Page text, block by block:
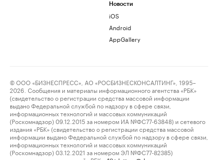
Новости
iOS
Android
AppGallery
© ООО «БИЗНЕСПРЕСС», АО «РОСБИЗНЕСКОНСАЛТИНГ», 1995–
2026. Сообщения и материалы информационного агентства «РБК»
(свидетельство о регистрации средства массовой информации
выдано Федеральной службой по надзору в сфере связи,
информационных технологий и массовых коммуникаций
(Роскомнадзор) 09.12.2015 за номером ИА №ФС77-63848) и сетевого
издания «РБК» (свидетельство о регистрации средства массовой
информации выдано Федеральной службой по надзору в сфере связи,
информационных технологий и массовых коммуникаций
(Роскомнадзор) 03.12.2021 за номером ЭЛ №ФС77-82385)